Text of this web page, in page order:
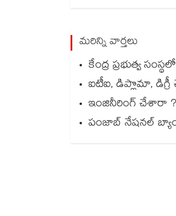
మరిన్ని వార్తలు
కేంద్ర ప్రభుత్వ
ఐటీఐ, డిప్లొమా, డిగ్రీ
ఇంజినీరింగ్ చేశారా ?
పంజాబ్ నేషనల్